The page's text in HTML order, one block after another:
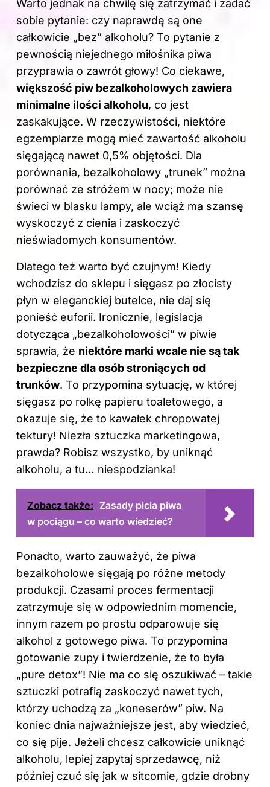
Warto jednak na chwilę się zatrzymać i zadać
sobie pytanie: czy naprawdę są one
całkowicie „bez” alkoholu? To pytanie z
pewnością niejednego miłośnika piwa
przyprawia o zawrót głowy! Co ciekawe,
większość piw bezalkoholowych zawiera
minimalne ilości alkoholu, co jest
zaskakujące. W rzeczywistości, niektóre
egzemplarze mogą mieć zawartość alkoholu
sięgającą nawet 0,5% objętości. Dla
porównania, bezalkoholowy „trunek” można
porównać ze stróżem w nocy; może nie
świeci w blasku lampy, ale wciąż ma szansę
wyskoczyć z cienia i zaskoczyć
nieświadomych konsumentów.
Dlatego też warto być czujnym! Kiedy
wchodzisz do sklepu i sięgasz po złocisty
płyn w eleganckiej butelce, nie daj się
ponieść euforii. Ironicznie, legislacja
dotycząca „bezalkoholowości” w piwie
sprawia, że niektóre marki wcale nie są tak
bezpieczne dla osób stroniących od
trunków. To przypomina sytuację, w której
sięgasz po rolkę papieru toaletowego, a
okazuje się, że to kawałek chropowatej
tektury! Niezła sztuczka marketingowa,
prawda? Robisz wszystko, by uniknąć
alkoholu, a tu… niespodzianka!
Zobacz także: Zasady picia piwa
w pociągu – co warto wiedzieć?
Ponadto, warto zauważyć, że piwa
bezalkoholowe sięgają po różne metody
produkcji. Czasami proces fermentacji
zatrzymuje się w odpowiednim momencie,
innym razem po prostu odparowuje się
alkohol z gotowego piwa. To przypomina
gotowanie zupy i twierdzenie, że to była
„pure detox”! Nie ma co się oszukiwać – takie
sztuczki potrafią zaskoczyć nawet tych,
którzy uchodzą za „koneserów” piw. Na
koniec dnia najważniejsze jest, aby wiedzieć,
co się pije. Jeżeli chcesz całkowicie uniknąć
alkoholu, lepiej zapytaj sprzedawcę, niż
później czuć się jak w sitcomie, gdzie drobny